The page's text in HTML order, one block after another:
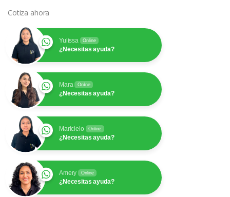
Cotiza ahora
Yulissa Online
¿Necesitas ayuda?
Mara Online
¿Necesitas ayuda?
Maricielo Online
¿Necesitas ayuda?
Amery Online
¿Necesitas ayuda?